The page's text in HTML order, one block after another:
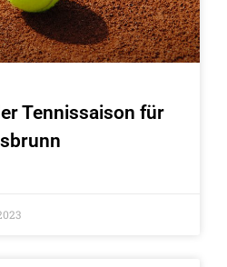
Tennissaison für